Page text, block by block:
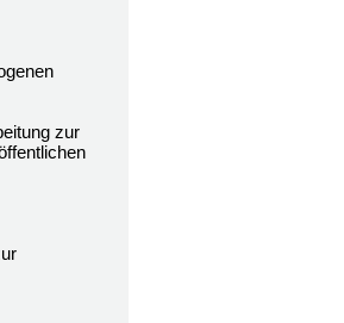
zur